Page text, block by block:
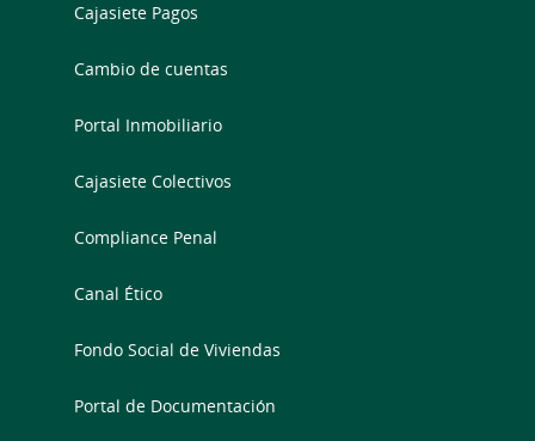
Cajasiete Pagos
Cambio de cuentas
Portal Inmobiliario
Cajasiete Colectivos
Compliance Penal
Canal Ético
Fondo Social de Viviendas
Portal de Documentación